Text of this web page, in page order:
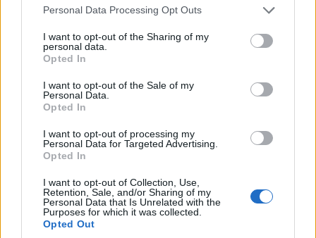
Please note that this website/app uses one or more Google
not limited to your visit or usage behaviour. You may click to
grant or deny consent to Google and its third-party tags to
use your data for below specified purposes in below Google
consent section.
Personal Data Processing Opt Outs
I want to opt-out of the Sharing of my
personal data.
Opted In
I want to opt-out of the Sale of my
Personal Data.
Opted In
I want to opt-out of processing my
Personal Data for Targeted Advertising.
Opted In
I want to opt-out of Collection, Use,
Retention, Sale, and/or Sharing of my
Personal Data that Is Unrelated with the
Purposes for which it was collected.
Opted Out